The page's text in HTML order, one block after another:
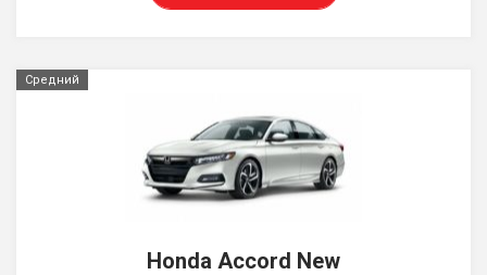
Средний
Honda Accord New